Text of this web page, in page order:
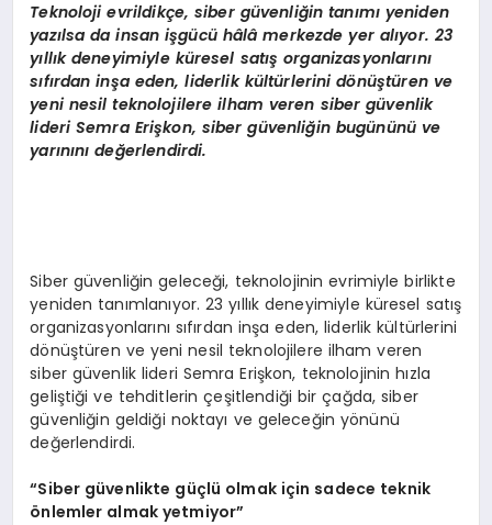
Teknoloji evrildikçe, siber güvenliğin tanımı yeniden
yazılsa da insan işgücü hâlâ merkezde yer alıyor. 23
yıllık deneyimiyle küresel satış organizasyonlarını
sıfırdan inşa eden, liderlik kültürlerini dönüştüren ve
yeni nesil teknolojilere ilham veren siber güvenlik
lideri Semra Erişkon, siber güvenliğin bugününü ve
yarınını değerlendirdi.
Siber güvenliğin geleceği, teknolojinin evrimiyle birlikte
yeniden tanımlanıyor. 23 yıllık deneyimiyle küresel satış
organizasyonlarını sıfırdan inşa eden, liderlik kültürlerini
dönüştüren ve yeni nesil teknolojilere ilham veren
siber güvenlik lideri Semra Erişkon, teknolojinin hızla
geliştiği ve tehditlerin çeşitlendiği bir çağda, siber
güvenliğin geldiği noktayı ve geleceğin yönünü
değerlendirdi.
“Siber güvenlikte güçlü olmak için sadece teknik
önlemler almak yetmiyor”